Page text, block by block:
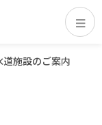
道施設のご案内